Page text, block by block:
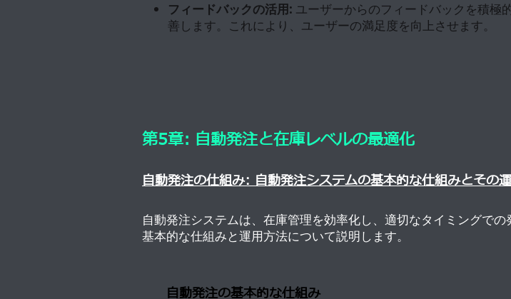
フィードバックの活用: ユーザーからのフィードバックを積極
善します。これにより、ユーザーの満足度を向上させます。
第5章: 自動発注と在庫レベルの最適化
自動発注の仕組み: 自動発注システムの基本的な仕組みとその
自動発注システムは、在庫管理を効率化し、適切なタイミングで
基本的な仕組みと運用方法について説明します。
自動発注の基本的な仕組み